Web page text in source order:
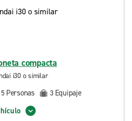
compacta
i30 o similar
5 Personas 3 Equipaje